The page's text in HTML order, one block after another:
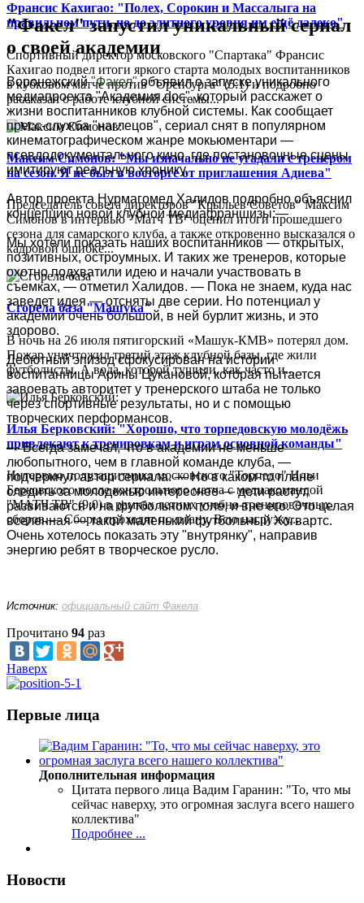
Франсис Кахигао: "Полех, Сорокин и Массалыга на
правильном пути, но до элитного уровня им ещё далеко"
Спортивный директор московского "Спартака" Франсис
Кахигао подвел итоги яркого старта молодых воспитанников
в кубковом матче против "Оренбурга" (5:1) и подробно
рассказал о работе клубной системы...
Максим Симонов: "Мы изначально не угадали с тренером
на сезон. Я не был в восторге от приглашения Адиева"
Председатель совета директоров "Крыльев Советов" Максим
Симонов в интервью "Матч ТВ" оценил итоги прошедшего
сезона для самарского клуба, а также откровенно высказался о
кадровой ошибке...
Сгорела база "Машука"
В ночь на 26 июля пятигорский «Машук-КМВ» потерял дом.
Пожар уничтожил третий этаж клубной базы, где жили
футболисты. А вода, которой тушили, как часто и...
Илья Берковский: "Хорошо, что торпедовскую молодёжь
привлекают к тренировкам и играм основной команды"
Интервью полузащитника московского "Торпедо" Ильи
Берковского после контрольного матча с медиакомандой
"МАТЧ ТВ" (9:0) в рамках летних учебно-тренировочных
сборов.— Сборы проходят по плану. Всю нагрузку,...
"Факел" запустил уникальный сериал
о своей академии
Воронежский"Факел"объявил о запуске уникального
медиапроекта "Академия.doc", который расскажет о
жизни воспитанников клубной системы. Как сообщает
пресс-служба "наглецов", сериал снят в популярном
кинематографическом жанре мокьюментари —
псевдодокументального кино, где постановочные сцены
имитируют реальную хронику.
Автор проекта Нурмагомед Халидов подробно объяснил
концепцию новой клубной медиафраншизы:—
Мы хотели показать наших воспитанников — открытых,
позитивных, остроумных. И таких же тренеров, которые
охотно подхватили идею и начали участвовать в
съемках, — отметил Халидов. — Пока не знаем, куда нас
заведет идея — отсняты две серии. Но потенциал у
академии очень большой, в ней бурлит жизнь, и это
здорово.
Дебютный эпизод сфокусирован на истории
воспитанницы Арины Цукановой, которая пытается
завоевать авторитет у тренерского штаба не только
через спортивные результаты, но и с помощью
творческих перформансов.
— Всегда замечал, что в академии не меньше
любопытного, чем в главной команде клуба, —
подчеркнул автор сериала. — Но в каком-то плане
следить за молодежью интереснее — дети растут,
развиваются и на футбольном поле, и вне его. Это целая
вселенная — такой маленький футбольный Хогвартс.
Очень хотелось показать эту "внутрянку", направив
энергию ребят в творческое русло.
Источник: официальный сайт Факела
Прочитано 94 раз
Наверх
Первые лица
Дополнительная информация
Цитата первого лица Вадим Гаранин: "То, что мы
сейчас наверху, это огромная заслуга всего нашего
коллектива"
Подробнее ...
Новости